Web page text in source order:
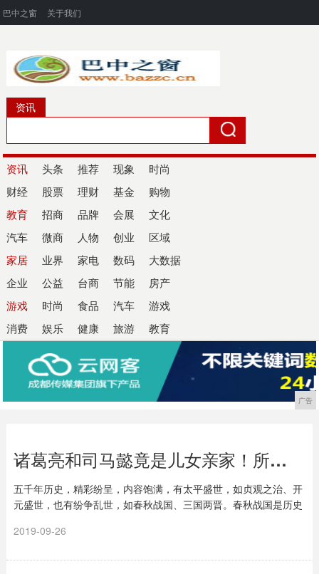
巴中之窗 关于我们
资讯
资讯 头条 推荐 现象 时尚
财经 股票 理财 基金 购物
教育 招商 品牌 会展 文化
汽车 微商 人物 创业 区域
家居 业界 家电 数码 大数据
企业 公益 台商 节能 房产
游戏 时尚 食品 汽车 游戏
消费 娱乐 健康 旅游 教育
广告
诸葛亮和司马懿竟是儿女亲家！所谓的三国纷争，竟是一群亲戚打架
五千年历史，精彩纷呈，内容饱满，有太平盛世，如贞观之治、开
元盛世，也有纷争乱世，如春秋战国、三国两晋。春秋战国是历史
2019-09-26